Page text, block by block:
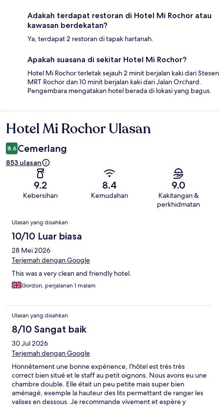
Adakah terdapat restoran di Hotel Mi Rochor atau
kawasan berdekatan?
Ya, terdapat 2 restoran di tapak hartanah.
Apakah suasana di sekitar Hotel Mi Rochor?
Hotel Mi Rochor terletak sejauh 2 minit berjalan kaki dari Stesen
MRT Rochor dan 10 minit berjalan kaki dari Jalan Orchard.
Pengembara mengatakan hotel berada di lokasi yang bagus.
Ulasan
Hotel Mi Rochor Ulasan
8.6 Cemerlang
853 ulasan
9.2
Kebersihan
8.4
Kemudahan
9.0
Kakitangan &
perkhidmatan
Ulasan
Ulasan yang disahkan
10/10 Luar biasa
28 Mei 2026
Terjemah dengan Google
This was a very clean and friendly hotel.
Gordon, perjalanan 1 malam
Ulasan yang disahkan
8/10 Sangat baik
30 Jul 2026
Terjemah dengan Google
Honnêtement une bonne expérience, l’hôtel est très très
correct bien situé et le staff au petit oignons. Nous avons eu une
chambre double. Elle était un peu petite mais super bien
aménagé, exemple la hauteur des lits permettant de ranger les
valises en dessous. Je recommande vivement et espère y